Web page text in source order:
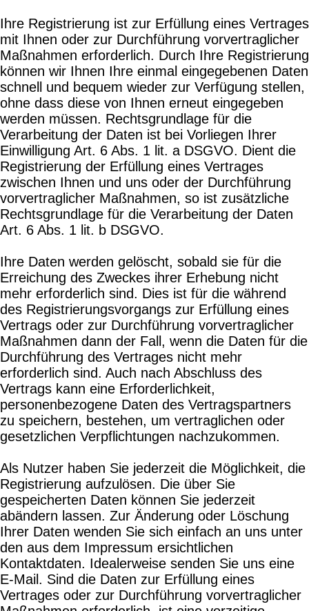
Ihre Registrierung ist zur Erfüllung eines Vertrages
mit Ihnen oder zur Durchführung vorvertraglicher
Maßnahmen erforderlich. Durch Ihre Registrierung
können wir Ihnen Ihre einmal eingegebenen Daten
schnell und bequem wieder zur Verfügung stellen,
ohne dass diese von Ihnen erneut eingegeben
werden müssen. Rechtsgrundlage für die
Verarbeitung der Daten ist bei Vorliegen Ihrer
Einwilligung Art. 6 Abs. 1 lit. a DSGVO. Dient die
Registrierung der Erfüllung eines Vertrages
zwischen Ihnen und uns oder der Durchführung
vorvertraglicher Maßnahmen, so ist zusätzliche
Rechtsgrundlage für die Verarbeitung der Daten
Art. 6 Abs. 1 lit. b DSGVO.
Ihre Daten werden gelöscht, sobald sie für die
Erreichung des Zweckes ihrer Erhebung nicht
mehr erforderlich sind. Dies ist für die während
des Registrierungsvorgangs zur Erfüllung eines
Vertrags oder zur Durchführung vorvertraglicher
Maßnahmen dann der Fall, wenn die Daten für die
Durchführung des Vertrages nicht mehr
erforderlich sind. Auch nach Abschluss des
Vertrags kann eine Erforderlichkeit,
personenbezogene Daten des Vertragspartners
zu speichern, bestehen, um vertraglichen oder
gesetzlichen Verpflichtungen nachzukommen.
Als Nutzer haben Sie jederzeit die Möglichkeit, die
Registrierung aufzulösen. Die über Sie
gespeicherten Daten können Sie jederzeit
abändern lassen. Zur Änderung oder Löschung
Ihrer Daten wenden Sie sich einfach an uns unter
den aus dem Impressum ersichtlichen
Kontaktdaten. Idealerweise senden Sie uns eine
E-Mail. Sind die Daten zur Erfüllung eines
Vertrages oder zur Durchführung vorvertraglicher